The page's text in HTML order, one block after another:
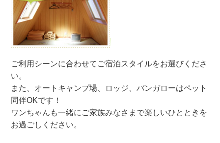
ご利用シーンに合わせてご宿泊スタイルをお選びくださ
い。
また、オートキャンプ場、ロッジ、バンガローはペット
同伴OKです！
ワンちゃんも一緒にご家族みなさまで楽しいひとときを
お過ごしください。